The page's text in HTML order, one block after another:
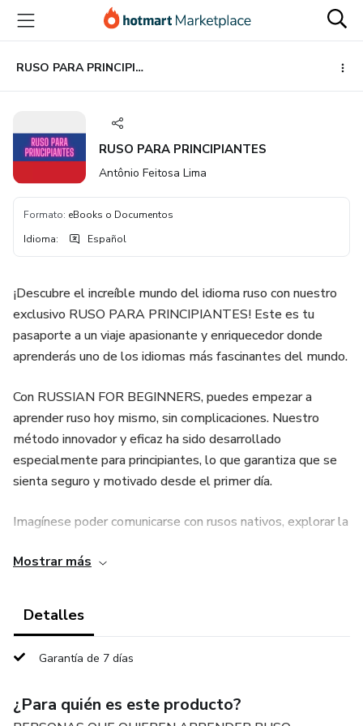
principal
página
de
página
RUSO PARA PRINCIPIANTES
RUSO PARA PRINCIPIANTES
Antônio Feitosa Lima
Formato: eBooks o Documentos
Idioma: Español
¡Descubre el increíble mundo del idioma ruso con nuestro
exclusivo RUSO PARA PRINCIPIANTES! Este es tu
pasaporte a un viaje apasionante y enriquecedor donde
aprenderás uno de los idiomas más fascinantes del mundo.
Con RUSSIAN FOR BEGINNERS, puedes empezar a
aprender ruso hoy mismo, sin complicaciones. Nuestro
método innovador y eficaz ha sido desarrollado
especialmente para principiantes, lo que garantiza que se
sienta seguro y motivado desde el primer día.
Imagínese poder comunicarse con rusos nativos, explorar la
intrigante. Con RUSO FOR BEGINNERS todo esto se hace
llevarán paso a paso, enseñándole desde lo básico hasta la
Además, ofrecemos recursos exclusivos como audio
prácticos para mejorar tus habilidades auditivas y de
Mostrar más
Detalles
Garantía de 7 días
¿Para quién es este producto?